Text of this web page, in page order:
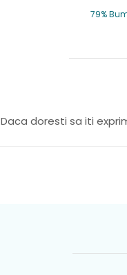
79%
Daca doresti sa iti